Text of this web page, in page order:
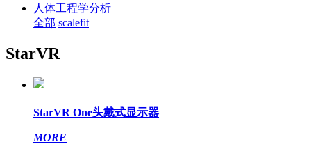
人体工程学分析
全部 scalefit
StarVR
StarVR One头戴式显示器
MORE